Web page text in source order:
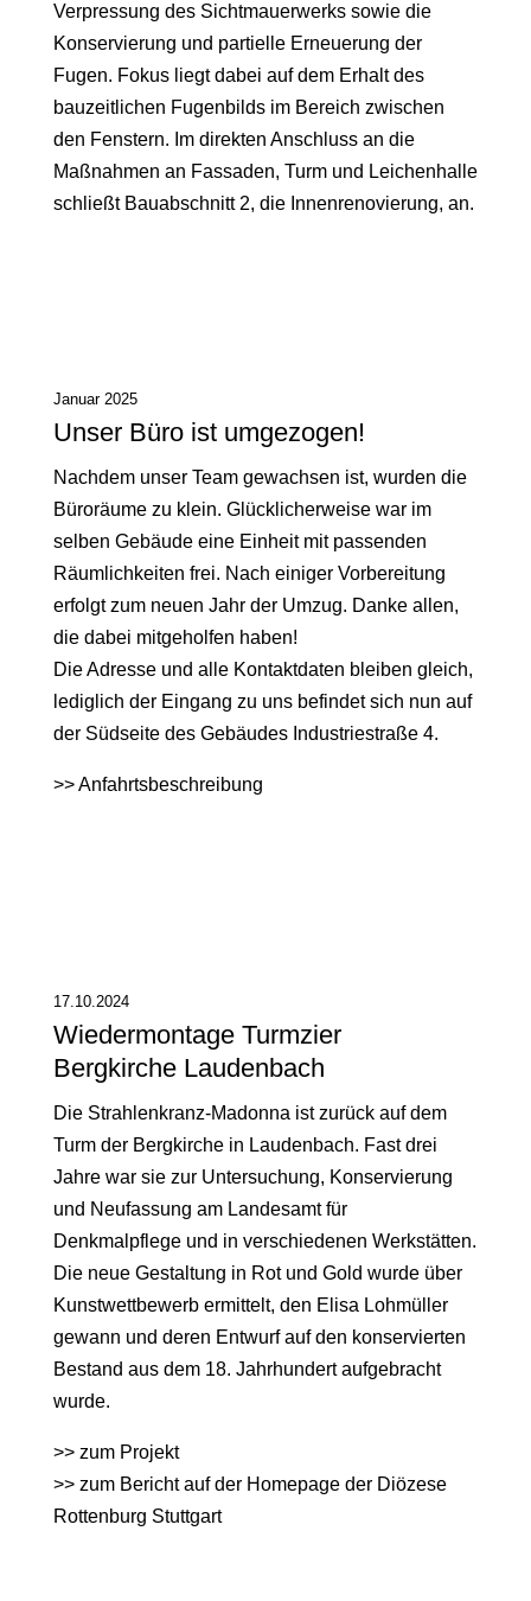
Verpressung des Sichtmauerwerks sowie die
Konservierung und partielle Erneuerung der
Fugen. Fokus liegt dabei auf dem Erhalt des
bauzeitlichen Fugenbilds im Bereich zwischen
den Fenstern. Im direkten Anschluss an die
Maßnahmen an Fassaden, Turm und Leichenhalle
schließt Bauabschnitt 2, die Innenrenovierung, an.
Januar 2025
Unser Büro ist umgezogen!
Nachdem unser Team gewachsen ist, wurden die
Büroräume zu klein. Glücklicherweise war im
selben Gebäude eine Einheit mit passenden
Räumlichkeiten frei. Nach einiger Vorbereitung
erfolgt zum neuen Jahr der Umzug. Danke allen,
die dabei mitgeholfen haben!
Die Adresse und alle Kontaktdaten bleiben gleich,
lediglich der Eingang zu uns befindet sich nun auf
der Südseite des Gebäudes Industriestraße 4.
>> Anfahrtsbeschreibung
17.10.2024
Wiedermontage Turmzier
Bergkirche Laudenbach
Die Strahlenkranz-Madonna ist zurück auf dem
Turm der Bergkirche in Laudenbach. Fast drei
Jahre war sie zur Untersuchung, Konservierung
und Neufassung am Landesamt für
Denkmalpflege und in verschiedenen Werkstätten.
Die neue Gestaltung in Rot und Gold wurde über
Kunstwettbewerb ermittelt, den Elisa Lohmüller
gewann und deren Entwurf auf den konservierten
Bestand aus dem 18. Jahrhundert aufgebracht
wurde.
>> zum Projekt
>> zum Bericht auf der Homepage der Diözese
Rottenburg Stuttgart